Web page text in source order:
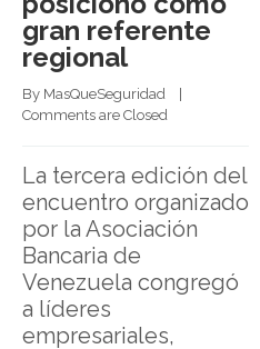
gran referente
regional
By MasQueSeguridad
Comments are Closed
La tercera edición del
encuentro organizado
por la Asociación
Bancaria de
Venezuela congregó
a líderes
empresariales,